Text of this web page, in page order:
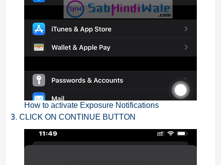
How to activate Exposure Notifications
3. CLICK ON CONTINUE BUTTON